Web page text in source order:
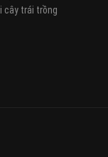
cây trái trồng